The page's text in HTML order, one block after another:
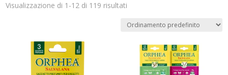
Categorie prodotto
Visualizzazione di 1-12 di 119 risultati